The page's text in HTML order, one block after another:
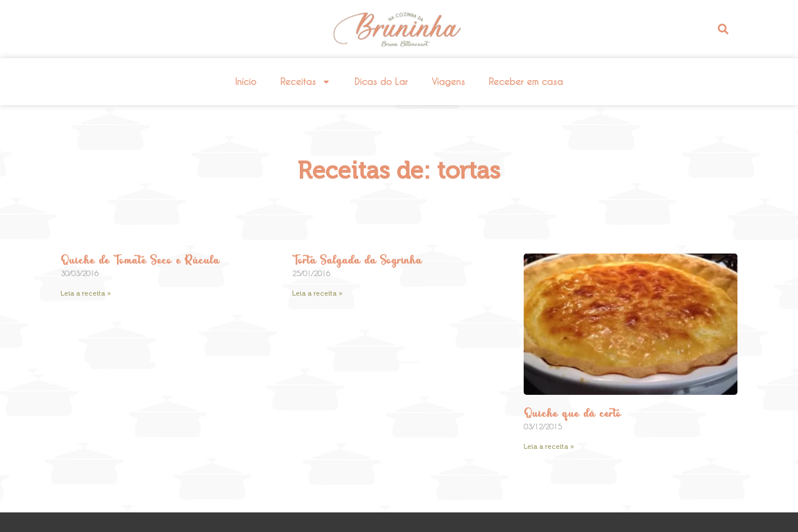
Início Receitas Dicas do Lar Viagens Receber em casa
Receitas de: tortas
Quiche de Tomate Seco e Rúcula
30/03/2016
Leia a receita »
Torta Salgada da Sogrinha
25/01/2016
Leia a receita »
Quiche que dá certo
03/12/2015
Leia a receita »